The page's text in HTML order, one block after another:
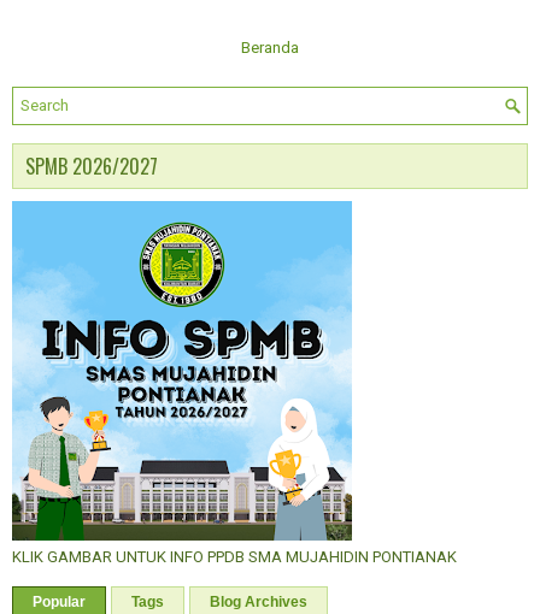
Beranda
SPMB 2026/2027
KLIK GAMBAR UNTUK INFO PPDB SMA MUJAHIDIN PONTIANAK
Popular Tags Blog Archives